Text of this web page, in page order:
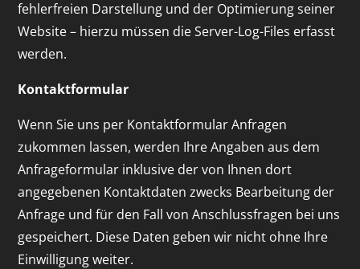
fehlerfreien Darstellung und der Optimierung seiner
Website – hierzu müssen die Server-Log-Files erfasst
werden.
Kontaktformular
Wenn Sie uns per Kontaktformular Anfragen
zukommen lassen, werden Ihre Angaben aus dem
Anfrageformular inklusive der von Ihnen dort
angegebenen Kontaktdaten zwecks Bearbeitung der
Anfrage und für den Fall von Anschlussfragen bei uns
gespeichert. Diese Daten geben wir nicht ohne Ihre
Einwilligung weiter.